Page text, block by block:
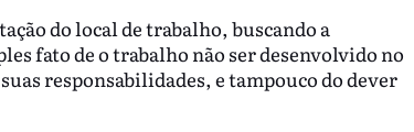
do local de trabalho, buscando a
fato de o trabalho não ser desenvolvido no
responsabilidades, e tampouco do dever